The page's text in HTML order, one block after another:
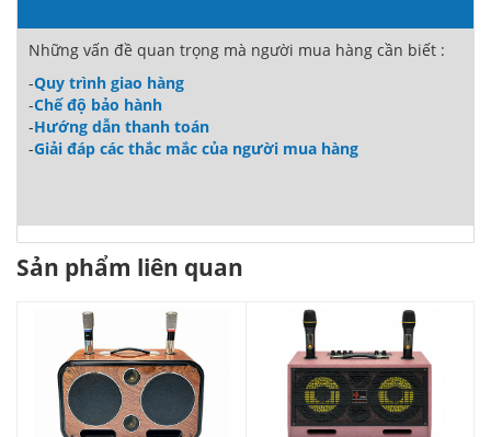
Những vấn đề quan trọng mà người mua hàng cần biết :
-Quy trình giao hàng
-Chế độ bảo hành
-Hướng dẫn thanh toán
-Giải đáp các thắc mắc của người mua hàng
Sản phẩm liên quan